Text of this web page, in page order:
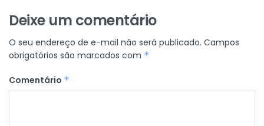
Deixe um comentário
O seu endereço de e-mail não será publicado. Campos
obrigatórios são marcados com *
Comentário *